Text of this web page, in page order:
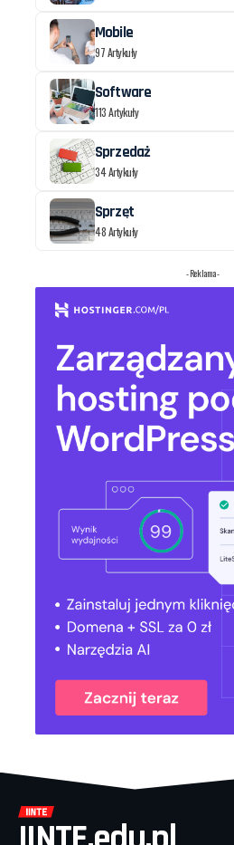
Mobile
97 Artykuły
Software
113 Artykuły
Sprzedaż
34 Artykuły
Sprzęt
48 Artykuły
- Reklama -